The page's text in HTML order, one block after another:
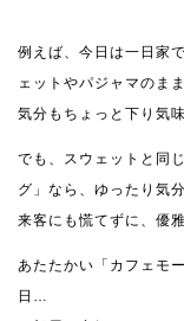
例えば、今日は一日家
ェットやパジャマのま
気分もちょっと下り気
でも、スウェットと同
グ」なら、ゆったり気
来客にも慌てずに、優
あたたかい「カフェモ
日…